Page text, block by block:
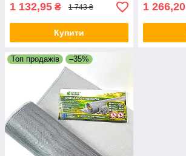
1 132,95 ₴ 1 743 ₴
Купити
1 266,20
Топ продажів –35%